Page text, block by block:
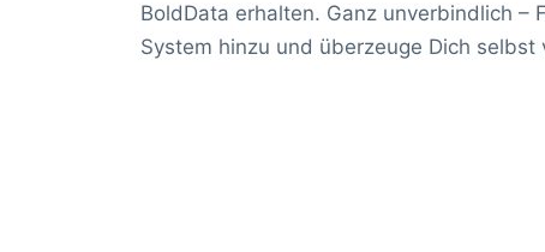
BoldData erhalten. Ganz unverbindlich –
System hinzu und überzeuge Dich selbst